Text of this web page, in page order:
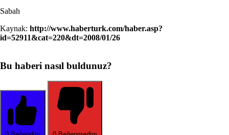
Sabah
Kaynak: http://www.haberturk.com/haber.asp?
id=52911&cat=220&dt=2008/01/26
Bu haberi nasıl buldunuz?